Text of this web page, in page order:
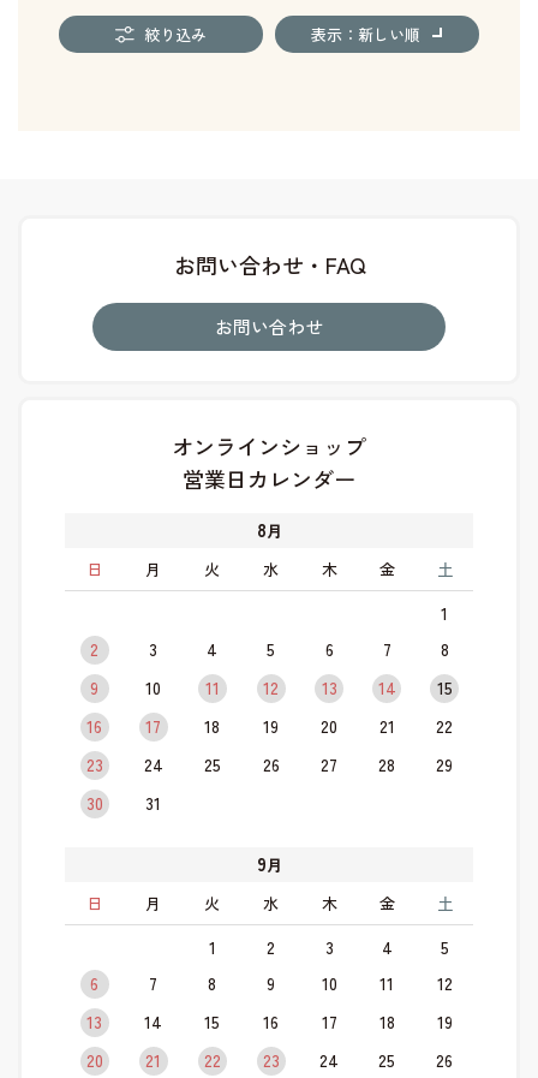
絞り込み 表示：新しい順
お問い合わせ・FAQ
お問い合わせ
オンラインショップ
営業日カレンダー
8月
日
月 火 水 木 金 土
1
2
3 4 5 6 7
8
9
10 11 12 13 14
15
16
17 18 19 20 21
22
23
24 25 26 27 28
29
30
31
9月
日
月 火 水 木 金 土
1 2 3 4
5
6
7 8 9 10 11
12
13
14 15 16 17 18
19
20
21 22 23 24 25
26